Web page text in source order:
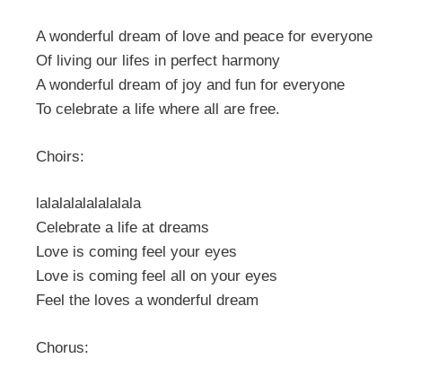
A wonderful dream of love and peace for everyone
Of living our lifes in perfect harmony
A wonderful dream of joy and fun for everyone
To celebrate a life where all are free.
Choirs:
lalalalalalalalala
Celebrate a life at dreams
Love is coming feel your eyes
Love is coming feel all on your eyes
Feel the loves a wonderful dream
Chorus: